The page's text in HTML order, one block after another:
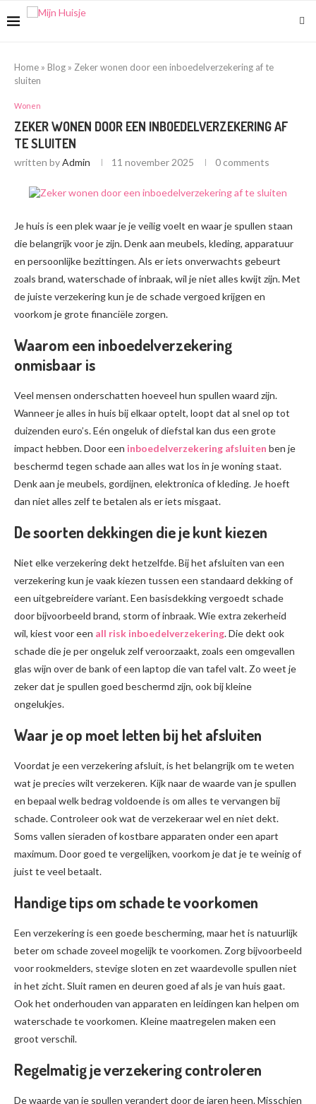
Home » Blog » Zeker wonen door een inboedelverzekering af te
sluiten
Wonen
ZEKER WONEN DOOR EEN INBOEDELVERZEKERING AF
TE SLUITEN
written byAdmin 11 november 2025 0 comments
Je huis is een plek waar je je veilig voelt en waar je spullen staan
die belangrijk voor je zijn. Denk aan meubels, kleding, apparatuur
en persoonlijke bezittingen. Als er iets onverwachts gebeurt
zoals brand, waterschade of inbraak, wil je niet alles kwijt zijn. Met
de juiste verzekering kun je de schade vergoed krijgen en
voorkom je grote financiële zorgen.
Waarom een inboedelverzekering
onmisbaar is
Veel mensen onderschatten hoeveel hun spullen waard zijn.
Wanneer je alles in huis bij elkaar optelt, loopt dat al snel op tot
duizenden euro’s. Eén ongeluk of diefstal kan dus een grote
impact hebben. Door een inboedelverzekering afsluiten ben je
beschermd tegen schade aan alles wat los in je woning staat.
Denk aan je meubels, gordijnen, elektronica of kleding. Je hoeft
dan niet alles zelf te betalen als er iets misgaat.
De soorten dekkingen die je kunt kiezen
Niet elke verzekering dekt hetzelfde. Bij het afsluiten van een
verzekering kun je vaak kiezen tussen een standaard dekking of
een uitgebreidere variant. Een basisdekking vergoedt schade
door bijvoorbeeld brand, storm of inbraak. Wie extra zekerheid
wil, kiest voor een all risk inboedelverzekering. Die dekt ook
schade die je per ongeluk zelf veroorzaakt, zoals een omgevallen
glas wijn over de bank of een laptop die van tafel valt. Zo weet je
zeker dat je spullen goed beschermd zijn, ook bij kleine
ongelukjes.
Waar je op moet letten bij het afsluiten
Voordat je een verzekering afsluit, is het belangrijk om te weten
wat je precies wilt verzekeren. Kijk naar de waarde van je spullen
en bepaal welk bedrag voldoende is om alles te vervangen bij
schade. Controleer ook wat de verzekeraar wel en niet dekt.
Soms vallen sieraden of kostbare apparaten onder een apart
maximum. Door goed te vergelijken, voorkom je dat je te weinig of
juist te veel betaalt.
Handige tips om schade te voorkomen
Een verzekering is een goede bescherming, maar het is natuurlijk
beter om schade zoveel mogelijk te voorkomen. Zorg bijvoorbeeld
voor rookmelders, stevige sloten en zet waardevolle spullen niet
in het zicht. Sluit ramen en deuren goed af als je van huis gaat.
Ook het onderhouden van apparaten en leidingen kan helpen om
waterschade te voorkomen. Kleine maatregelen maken een
groot verschil.
Regelmatig je verzekering controleren
De waarde van je spullen verandert door de jaren heen. Misschien